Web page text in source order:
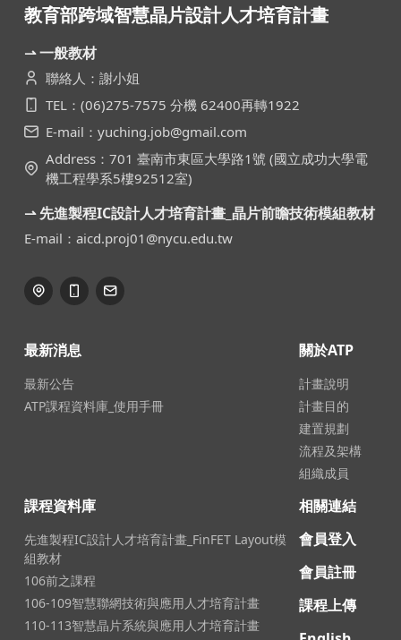
教育部跨域智慧晶片設計人才培育計畫
⇀ 一般教材
聯絡人：謝小姐
TEL：(06)275-7575 分機 62400再轉1922
E-mail：yuching.job@gmail.com
Address：701 臺南市東區大學路1號 (國立成功大學電
機工程學系5樓92512室)
⇀ 先進製程IC設計人才培育計畫_晶片前瞻技術模組教材
E-mail：aicd.proj01@nycu.edu.tw
最新消息
最新公告
ATP課程資料庫_使用手冊
關於ATP
計畫說明
計畫目的
建置規劃
流程及架構
組織成員
課程資料庫
先進製程IC設計人才培育計畫_FinFET Layout模
組教材
106前之課程
106-109智慧聯網技術與應用人才培育計畫
110-113智慧晶片系統與應用人才培育計畫
相關連結
會員登入
會員註冊
課程上傳